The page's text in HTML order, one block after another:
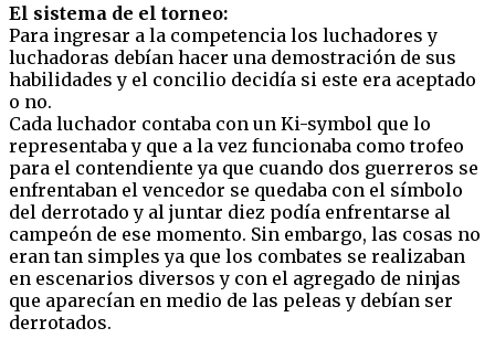
El sistema de el torneo:
Para ingresar a la competencia los luchadores y
luchadoras debían hacer una demostración de sus
habilidades y el concilio decidía si este era aceptado
o no.
Cada luchador contaba con un Ki-symbol que lo
representaba y que a la vez funcionaba como trofeo
para el contendiente ya que cuando dos guerreros se
enfrentaban el vencedor se quedaba con el símbolo
del derrotado y al juntar diez podía enfrentarse al
campeón de ese momento. Sin embargo, las cosas no
eran tan simples ya que los combates se realizaban
en escenarios diversos y con el agregado de ninjas
que aparecían en medio de las peleas y debían ser
derrotados.